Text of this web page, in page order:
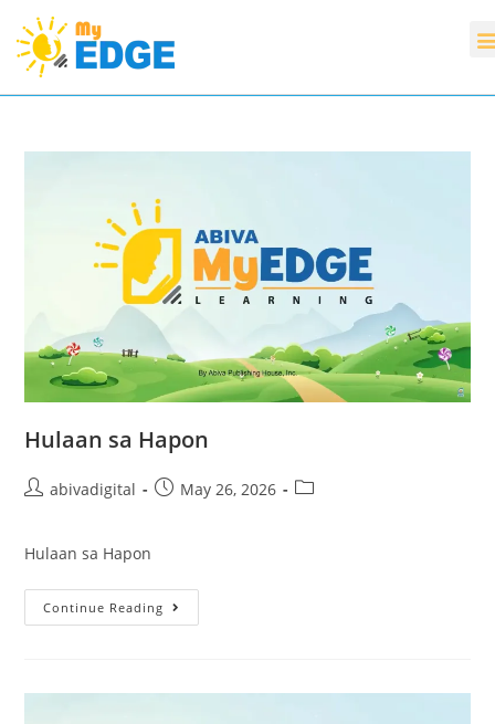
Hulaan sa Hapon
abivadigital May 26, 2026
Hulaan sa Hapon
Continue Reading